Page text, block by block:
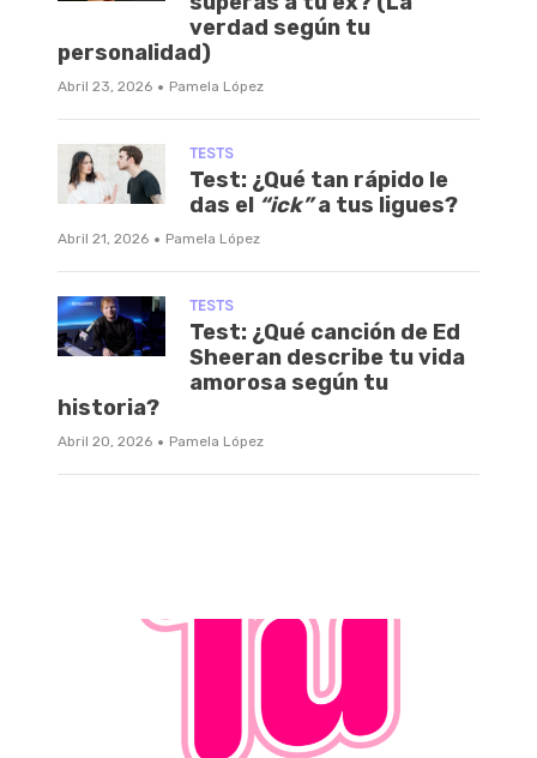
verdad según tu
personalidad)
Abril 23, 2026 · Pamela López
TESTS
Test: ¿Qué tan rápido le
das el “ick”a tus ligues?
Abril 21, 2026 · Pamela López
TESTS
Test: ¿Qué canción de Ed
Sheeran describe tu vida
amorosa según tu
historia?
Abril 20, 2026 · Pamela López